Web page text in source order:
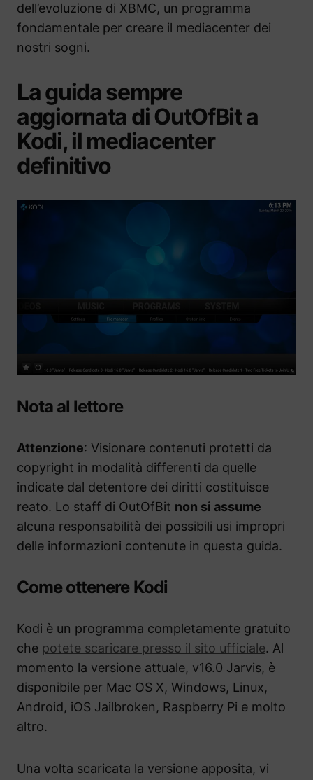
dell’evoluzione di XBMC, un programma
fondamentale per creare il mediacenter dei
nostri sogni.
La guida sempre
aggiornata di OutOfBit a
Kodi, il mediacenter
definitivo
Nota al lettore
Attenzione: Visionare contenuti protetti da
copyright in modalità differenti da quelle
indicate dal detentore dei diritti costituisce
reato. Lo staff di OutOfBit non si assume
alcuna responsabilità dei possibili usi impropri
delle informazioni contenute in questa guida.
Come ottenere Kodi
Kodi è un programma completamente gratuito
che potete scaricare presso il sito ufficiale. Al
momento la versione attuale, v16.0 Jarvis, è
disponibile per Mac OS X, Windows, Linux,
Android, iOS Jailbroken, Raspberry Pi e molto
altro.
Una volta scaricata la versione apposita, vi